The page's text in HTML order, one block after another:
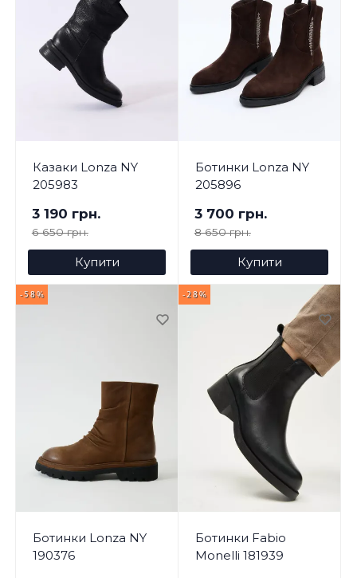
Казаки Lonza NY
205983
3 190 грн.
6 650 грн.
Купити
Ботинки Lonza NY
205896
3 700 грн.
8 650 грн.
Купити
-58%
Ботинки Lonza NY
190376
-28%
Ботинки Fabio
Monelli 181939